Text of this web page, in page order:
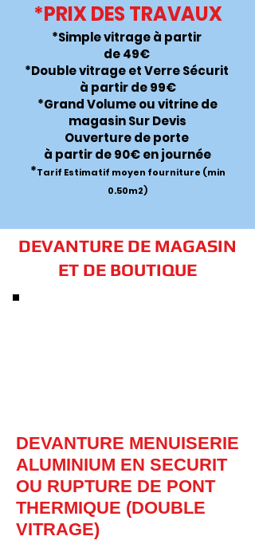
*PRIX DES TRAVAUX
*Simple vitrage à partir
de 49€
*Double vitrage et Verre Sécurit
à partir de 99€
*Grand Volume ou vitrine de
magasin Sur Devis
Ouverture de porte
à partir de 90€ en journée
*Tarif Estimatif moyen fourniture (min
0.50m2)
DEVANTURE DE MAGASIN
ET DE BOUTIQUE
DEVANTURE MENUISERIE
ALUMINIUM EN SECURIT
OU RUPTURE DE PONT
THERMIQUE (DOUBLE
VITRAGE)